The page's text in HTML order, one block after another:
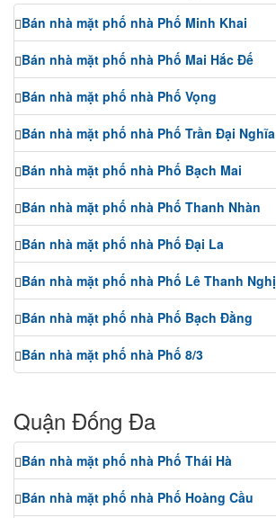
Bán nhà mặt phố nhà Phố Minh Khai
Bán nhà mặt phố nhà Phố Mai Hắc Đế
Bán nhà mặt phố nhà Phố Vọng
Bán nhà mặt phố nhà Phố Trần Đại Nghĩa
Bán nhà mặt phố nhà Phố Bạch Mai
Bán nhà mặt phố nhà Phố Thanh Nhàn
Bán nhà mặt phố nhà Phố Đại La
Bán nhà mặt phố nhà Phố Lê Thanh Nghị
Bán nhà mặt phố nhà Phố Bạch Đằng
Bán nhà mặt phố nhà Phố 8/3
Quận Đống Đa
Bán nhà mặt phố nhà Phố Thái Hà
Bán nhà mặt phố nhà Phố Hoàng Cầu